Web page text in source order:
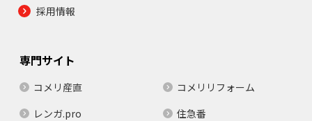
採用情報
専門サイト
コメリ産直
コメリリフォーム
レンガ.pro
住急番